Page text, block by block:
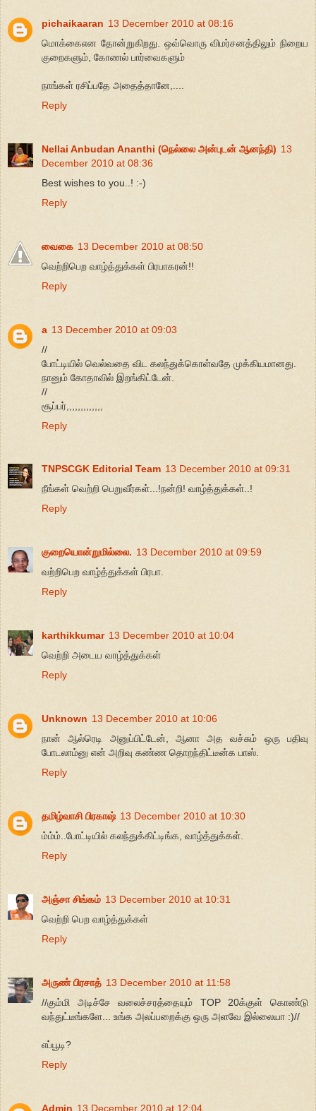
pichaikaaran 13 December 2010 at 08:16
மொக்கைஎன தோன்றுகிறது. ஒவ்வொரு விமர்சனத்திலும் நிறைய
குறைகளும், கோணல் பார்வைகளும்
நாங்கள் ரசிப்பதே அதைத்தானே,....
Reply
Nellai Anbudan Ananthi (நெல்லை அன்புடன் ஆனந்தி) 13
December 2010 at 08:36
Best wishes to you..! :-)
Reply
வைகை 13 December 2010 at 08:50
வெற்றிபெற வாழ்த்துக்கள் பிரபாகரன்!!
Reply
a 13 December 2010 at 09:03
//
போட்டியில் வெல்வதை விட கலந்துக்கொள்வதே முக்கியமானது.
நானும் கோதாவில் இறங்கிட்டேன்.
//
சூப்பர்,,,,,,,,,,,,,
Reply
TNPSCGK Editorial Team 13 December 2010 at 09:31
நீங்கள் வெற்றி பெறுவீர்கள்...!நன்றி! வாழ்த்துக்கள்..!
Reply
குறையொன்றுமில்லை. 13 December 2010 at 09:59
வற்றிபெற வாழ்த்துக்கள் பிரபா.
Reply
karthikkumar 13 December 2010 at 10:04
வெற்றி அடைய வாழ்த்துக்கள்
Reply
Unknown 13 December 2010 at 10:06
நான் ஆல்ரெடி அனுப்பிட்டேன், ஆனா அத வச்சும் ஒரு பதிவு
போடலாம்னு என் அறிவு கண்ண தொறந்திட்டீன்க பாஸ்.
Reply
தமிழ்வாசி பிரகாஷ் 13 December 2010 at 10:30
ம்ம்ம்..போட்டியில் கலந்துக்கிட்டிங்க, வாழ்த்துக்கள்.
Reply
அஞ்சா சிங்கம் 13 December 2010 at 10:31
வெற்றி பெற வாழ்த்துக்கள்
Reply
அருண் பிரசாத் 13 December 2010 at 11:58
//கும்மி அடிச்சே வலைச்சரத்தையும் TOP 20க்குள் கொண்டு
வந்துட்டீங்களே... உங்க அலப்பறைக்கு ஒரு அளவே இல்லையா :)//
எப்பூடி?
Reply
Admin 13 December 2010 at 12:04